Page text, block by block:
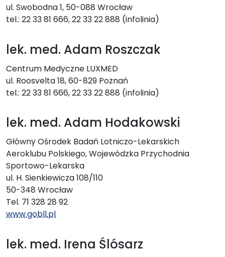
ul. Swobodna 1, 50-088 Wrocław
tel.: 22 33 81 666, 22 33 22 888 (infolinia)
lek. med. Adam Roszczak
Centrum Medyczne LUXMED
ul. Roosvelta 18, 60-829 Poznań
tel.: 22 33 81 666, 22 33 22 888 (infolinia)
lek. med. Adam Hodakowski
Główny Ośrodek Badań Lotniczo-Lekarskich
Aeroklubu Polskiego, Wojewódzka Przychodnia
Sportowo-Lekarska
ul. H. Sienkiewicza 108/110
50-348 Wrocław
Tel. 71 328 28 92
www.gobll.pl
lek. med. Irena Ślósarz